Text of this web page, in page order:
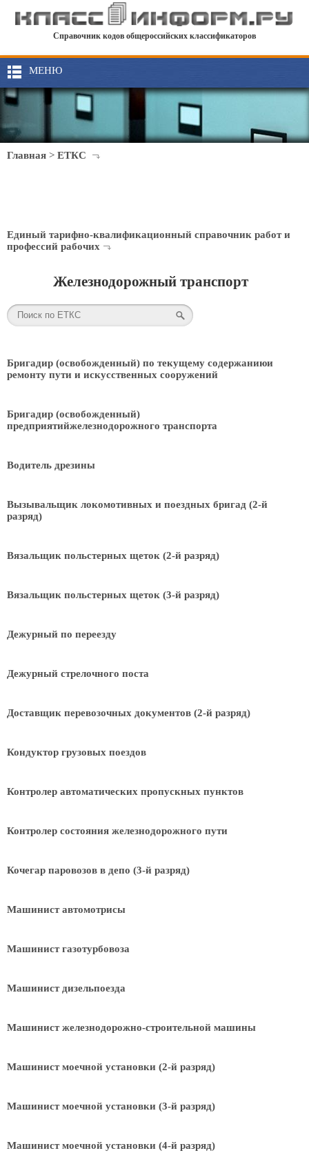
Справочник кодов общероссийских классификаторов
МЕНЮ
Главная > ЕТКС
Единый тарифно-квалификационный справочник работ и
профессий рабочих
Железнодорожный транспорт
Бригадир (освобожденный) по текущему содержаниюи
ремонту пути и искусственных сооружений
Бригадир (освобожденный)
предприятийжелезнодорожного транспорта
Водитель дрезины
Вызывальщик локомотивных и поездных бригад (2-й
разряд)
Вязальщик польстерных щеток (2-й разряд)
Вязальщик польстерных щеток (3-й разряд)
Дежурный по переезду
Дежурный стрелочного поста
Доставщик перевозочных документов (2-й разряд)
Кондуктор грузовых поездов
Контролер автоматических пропускных пунктов
Контролер состояния железнодорожного пути
Кочегар паровозов в депо (3-й разряд)
Машинист автомотрисы
Машинист газотурбовоза
Машинист дизельпоезда
Машинист железнодорожно-строительной машины
Машинист моечной установки (2-й разряд)
Машинист моечной установки (3-й разряд)
Машинист моечной установки (4-й разряд)